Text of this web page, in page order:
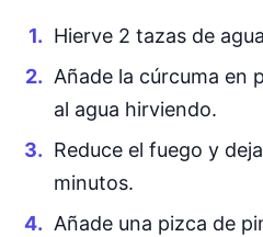
Hierve 2 tazas de
Añade la cúrcuma en
al agua hirviendo.
Reduce el fuego y
minutos.
Añade una pizca de